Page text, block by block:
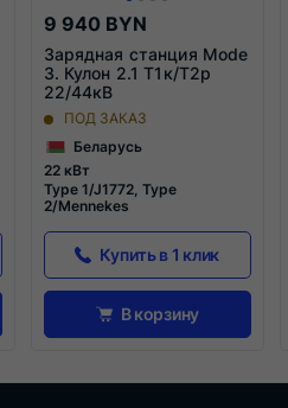
9 940 BYN
Зарядная станция Mode
3. Кулон 2.1 T1к/Т2р
22/44кВ
ПОД ЗАКАЗ
Беларусь
22 кВт
Type 1/J1772, Type
2/Mennekes
Купить в 1 клик
В корзину